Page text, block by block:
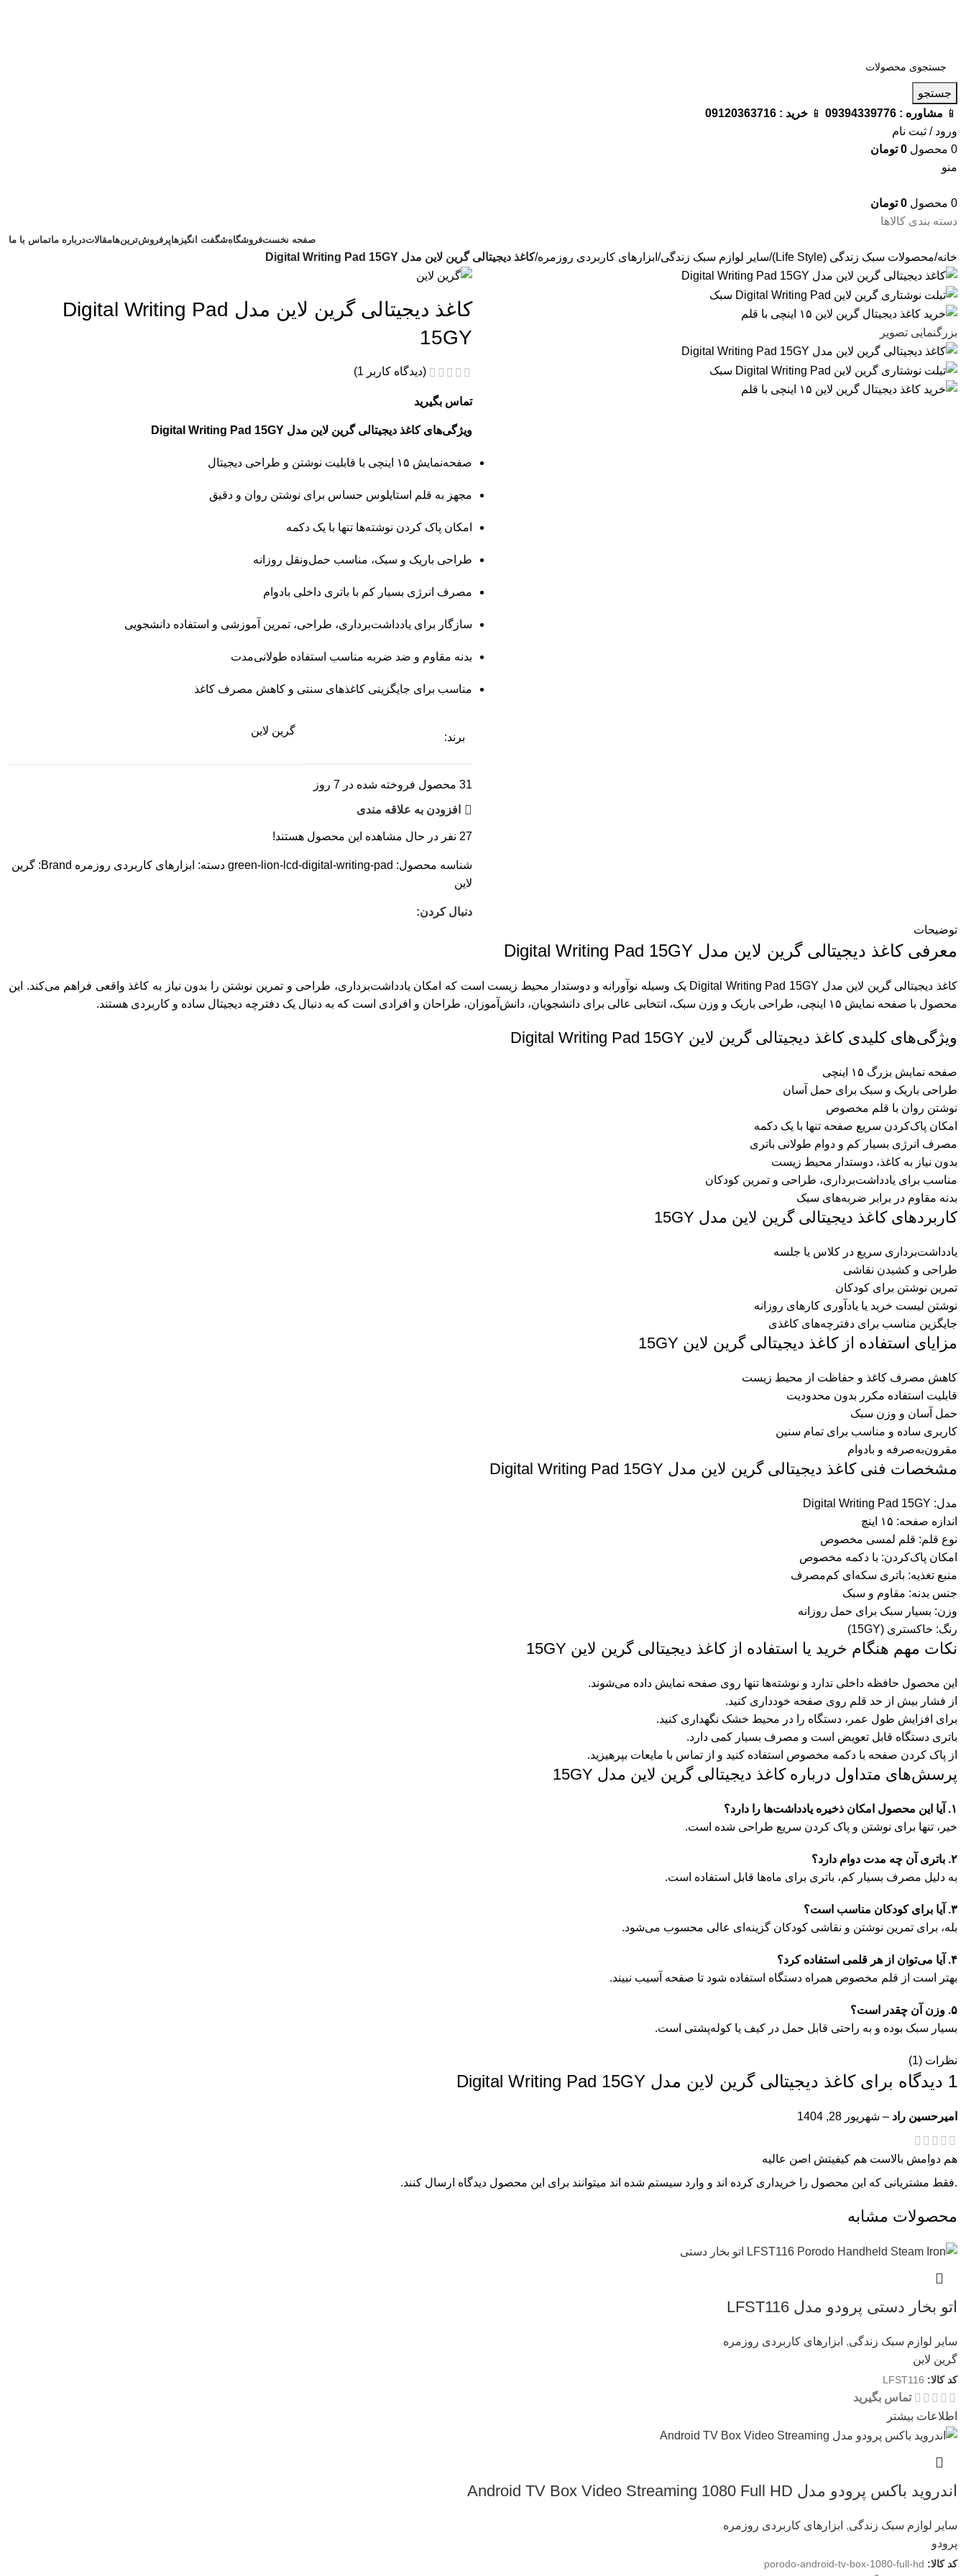
جستجو
📱 مشاوره : 09394339776
📱 خرید : 09120363716
ورود / ثبت نام
0 محصول 0 تومان
منو
0 محصول 0 تومان
دسته بندی کالاها
صفحه نخستفروشگاهشگفت انگیزهاپرفروش‌ترین‌هامقالاتدرباره ماتماس با ما
خانه محصولات سبک زندگی (Life Style) سایر لوازم سبک زندگی ابزارهای کاربردی روزمره کاغذ دیجیتالی گرین لاین مدل Digital Writing Pad 15GY
بزرگنمایی تصویر
کاغذ دیجیتالی گرین لاین مدل Digital Writing Pad
15GY
(دیدگاه کاربر 1
)
تماس بگیرید
ویژگی‌های کاغذ دیجیتالی گرین لاین مدل Digital Writing Pad 15GY
صفحه‌نمایش ۱۵ اینچی با قابلیت نوشتن و طراحی دیجیتال
مجهز به قلم استایلوس حساس برای نوشتن روان و دقیق
امکان پاک کردن نوشته‌ها تنها با یک دکمه
طراحی باریک و سبک، مناسب حمل‌ونقل روزانه
مصرف انرژی بسیار کم با باتری داخلی بادوام
سازگار برای یادداشت‌برداری، طراحی، تمرین آموزشی و استفاده دانشجویی
بدنه مقاوم و ضد ضربه مناسب استفاده طولانی‌مدت
مناسب برای جایگزینی کاغذهای سنتی و کاهش مصرف کاغذ
برند:
گرین لاین
31 محصول فروخته شده در 7 روز
افزودن به علاقه مندی
27 نفر در حال مشاهده این محصول هستند!
شناسه محصول: green-lion-lcd-digital-writing-pad دسته: ابزارهای کاربردی روزمره Brand: گرین
لاین
دنبال کردن:
توضیحات
معرفی کاغذ دیجیتالی گرین لاین مدل Digital Writing Pad 15GY
کاغذ دیجیتالی گرین لاین مدل Digital Writing Pad 15GY یک وسیله نوآورانه و دوستدار محیط زیست است که امکان یادداشت‌برداری، طراحی و تمرین نوشتن را بدون نیاز به کاغذ واقعی فراهم می‌کند. این
محصول با صفحه نمایش ۱۵ اینچی، طراحی باریک و وزن سبک، انتخابی عالی برای دانشجویان، دانش‌آموزان، طراحان و افرادی است که به دنبال یک دفترچه دیجیتال ساده و کاربردی هستند.
ویژگی‌های کلیدی کاغذ دیجیتالی گرین لاین Digital Writing Pad 15GY
صفحه نمایش بزرگ ۱۵ اینچی
طراحی باریک و سبک برای حمل آسان
نوشتن روان با قلم مخصوص
امکان پاک‌کردن سریع صفحه تنها با یک دکمه
مصرف انرژی بسیار کم و دوام طولانی باتری
بدون نیاز به کاغذ، دوستدار محیط زیست
مناسب برای یادداشت‌برداری، طراحی و تمرین کودکان
بدنه مقاوم در برابر ضربه‌های سبک
کاربردهای کاغذ دیجیتالی گرین لاین مدل 15GY
یادداشت‌برداری سریع در کلاس یا جلسه
طراحی و کشیدن نقاشی
تمرین نوشتن برای کودکان
نوشتن لیست خرید یا یادآوری کارهای روزانه
جایگزین مناسب برای دفترچه‌های کاغذی
مزایای استفاده از کاغذ دیجیتالی گرین لاین 15GY
کاهش مصرف کاغذ و حفاظت از محیط زیست
قابلیت استفاده مکرر بدون محدودیت
حمل آسان و وزن سبک
کاربری ساده و مناسب برای تمام سنین
مقرون‌به‌صرفه و بادوام
مشخصات فنی کاغذ دیجیتالی گرین لاین مدل Digital Writing Pad 15GY
مدل: Digital Writing Pad 15GY
اندازه صفحه: ۱۵ اینچ
نوع قلم: قلم لمسی مخصوص
امکان پاک‌کردن: با دکمه مخصوص
منبع تغذیه: باتری سکه‌ای کم‌مصرف
جنس بدنه: مقاوم و سبک
وزن: بسیار سبک برای حمل روزانه
رنگ: خاکستری (15GY)
نکات مهم هنگام خرید یا استفاده از کاغذ دیجیتالی گرین لاین 15GY
این محصول حافظه داخلی ندارد و نوشته‌ها تنها روی صفحه نمایش داده می‌شوند.
از فشار بیش از حد قلم روی صفحه خودداری کنید.
برای افزایش طول عمر، دستگاه را در محیط خشک نگهداری کنید.
باتری دستگاه قابل تعویض است و مصرف بسیار کمی دارد.
از پاک کردن صفحه با دکمه مخصوص استفاده کنید و از تماس با مایعات بپرهیزید.
پرسش‌های متداول درباره کاغذ دیجیتالی گرین لاین مدل 15GY
۱. آیا این محصول امکان ذخیره یادداشت‌ها را دارد؟
خیر، تنها برای نوشتن و پاک کردن سریع طراحی شده است.
۲. باتری آن چه مدت دوام دارد؟
به دلیل مصرف بسیار کم، باتری برای ماه‌ها قابل استفاده است.
۳. آیا برای کودکان مناسب است؟
بله، برای تمرین نوشتن و نقاشی کودکان گزینه‌ای عالی محسوب می‌شود.
۴. آیا می‌توان از هر قلمی استفاده کرد؟
بهتر است از قلم مخصوص همراه دستگاه استفاده شود تا صفحه آسیب نبیند.
۵. وزن آن چقدر است؟
بسیار سبک بوده و به راحتی قابل حمل در کیف یا کوله‌پشتی است.
نظرات (1)
1 دیدگاه برای کاغذ دیجیتالی گرین لاین مدل Digital Writing Pad 15GY
امیرحسین راد – شهریور 28, 1404
هم دوامش بالاست هم کیفیتش اصن عالیه
.فقط مشتریانی که این محصول را خریداری کرده اند و وارد سیستم شده اند میتوانند برای این محصول دیدگاه ارسال کنند.
محصولات مشابه
اتو بخار دستی پرودو مدل LFST116
سایر لوازم سبک زندگی, ابزارهای کاربردی روزمره
گرین لاین
کد کالا: LFST116
تماس بگیرید
اطلاعات بیشتر
اندروید باکس پرودو مدل Android TV Box Video Streaming 1080 Full HD
سایر لوازم سبک زندگی, ابزارهای کاربردی روزمره
پرودو
کد کالا: porodo-android-tv-box-1080-full-hd